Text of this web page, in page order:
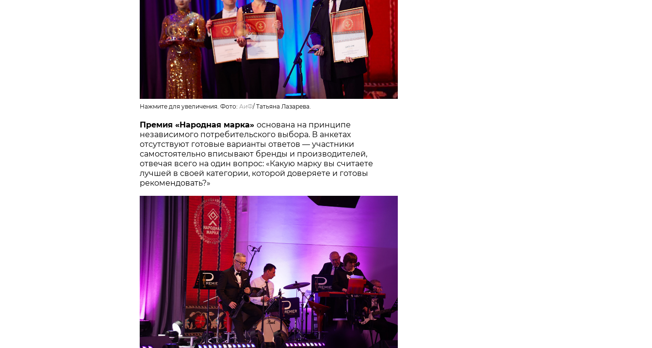
Нажмите для увеличения. Фото: АиФ/ Татьяна Лазарева.
Премия «Народная марка» основана на принципе
независимого потребительского выбора. В анкетах
отсутствуют готовые варианты ответов — участники
самостоятельно вписывают бренды и производителей,
отвечая всего на один вопрос: «Какую марку вы считаете
лучшей в своей категории, которой доверяете и готовы
рекомендовать?»